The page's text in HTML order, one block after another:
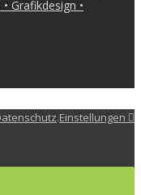
Grafikdesign •
.Einstellungen